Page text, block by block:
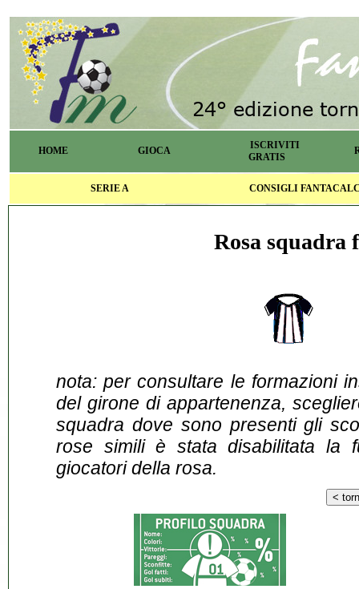
HOME GIOCA
ISCRIVITI
GRATIS
SERIE A CONSIGLI
Rosa squadra
nota: per consultare le formazioni
del girone di appartenenza,
squadra dove sono presenti gli
rose simili è stata disabilitata la
giocatori della rosa.